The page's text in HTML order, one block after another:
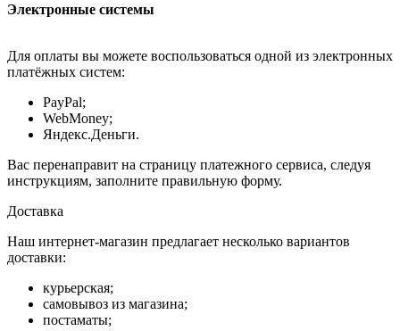
Электронные системы
Для оплаты вы можете воспользоваться одной из электронных
платёжных систем:
PayPal;
WebMoney;
Яндекс.Деньги.
Вас перенаправит на страницу платежного сервиса, следуя
инструкциям, заполните правильную форму.
Доставка
Наш интернет-магазин предлагает несколько вариантов
доставки:
курьерская;
самовывоз из магазина;
постаматы;